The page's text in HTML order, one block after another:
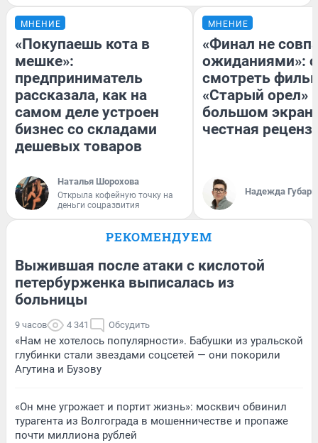
МНЕНИЕ
«Покупаешь кота в
мешке»:
предприниматель
рассказала, как на
самом деле устроен
бизнес со складами
дешевых товаров
Наталья Шорохова
Открыла кофейную точку на
деньги соцразвития
МНЕНИЕ
«Финал не
ожиданиями»:
смотреть
«Старый орел»
большом
честная
Надежда Губарь
РЕКОМЕНДУЕМ
Выжившая после атаки с кислотой
петербурженка выписалась из
больницы
9 часов 4 341 Обсудить
«Нам не хотелось популярности». Бабушки из уральской
глубинки стали звездами соцсетей — они покорили
Агутина и Бузову
«Он мне угрожает и портит жизнь»: москвич обвинил
турагента из Волгограда в мошенничестве и пропаже
почти миллиона рублей